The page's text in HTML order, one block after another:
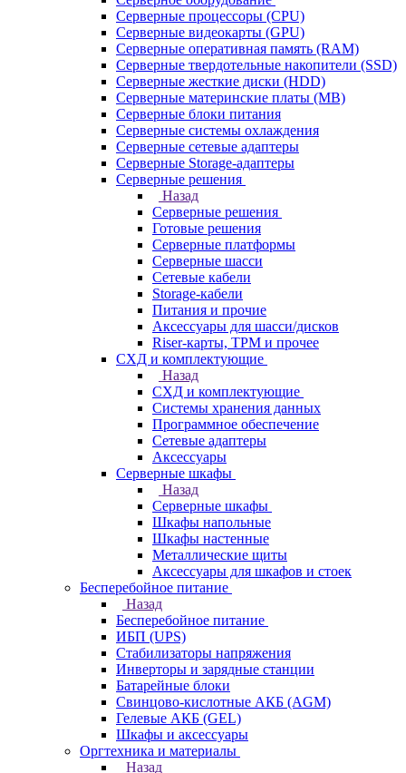
Серверные процессоры (CPU)
Серверные видеокарты (GPU)
Серверные оперативная память (RAM)
Серверные твердотельные накопители (SSD)
Серверные жесткие диски (HDD)
Серверные материнские платы (MB)
Серверные блоки питания
Серверные системы охлаждения
Серверные сетевые адаптеры
Серверные Storage-адаптеры
Серверные решения
Назад
Серверные решения
Готовые решения
Серверные платформы
Серверные шасси
Сетевые кабели
Storage-кабели
Питания и прочие
Аксессуары для шасси/дисков
Riser-карты, TPM и прочее
СХД и комплектующие
Назад
СХД и комплектующие
Системы хранения данных
Программное обеспечение
Сетевые адаптеры
Аксессуары
Серверные шкафы
Назад
Серверные шкафы
Шкафы напольные
Шкафы настенные
Металлические щиты
Аксессуары для шкафов и стоек
Бесперебойное питание
Назад
Бесперебойное питание
ИБП (UPS)
Стабилизаторы напряжения
Инверторы и зарядные станции
Батарейные блоки
Свинцово-кислотные АКБ (AGM)
Гелевые АКБ (GEL)
Шкафы и аксессуары
Оргтехника и материалы
Назад